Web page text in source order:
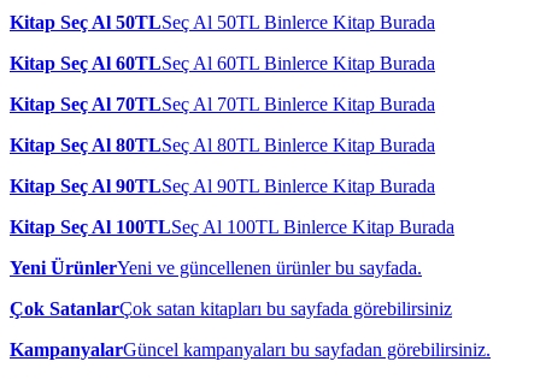
Kitap Seç Al 50TLSeç Al 50TL Binlerce Kitap Burada
Kitap Seç Al 60TLSeç Al 60TL Binlerce Kitap Burada
Kitap Seç Al 70TLSeç Al 70TL Binlerce Kitap Burada
Kitap Seç Al 80TLSeç Al 80TL Binlerce Kitap Burada
Kitap Seç Al 90TLSeç Al 90TL Binlerce Kitap Burada
Kitap Seç Al 100TLSeç Al 100TL Binlerce Kitap Burada
Yeni ÜrünlerYeni ve güncellenen ürünler bu sayfada.
Çok SatanlarÇok satan kitapları bu sayfada görebilirsiniz
KampanyalarGüncel kampanyaları bu sayfadan görebilirsiniz.